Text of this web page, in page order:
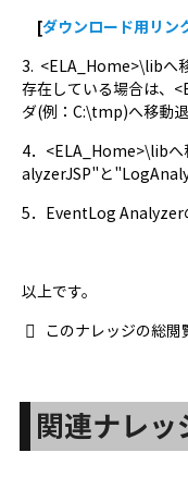
[ダウンロード用リン
3. <ELA_Home>\libへ
存在している場合は、
ダ(例：C:\tmp)へ移動退
4．<ELA_Home>\lib
alyzerJSP"と
5．EventLog Analyzer
以上です。
このナレッジの総閲
関連ナレッ